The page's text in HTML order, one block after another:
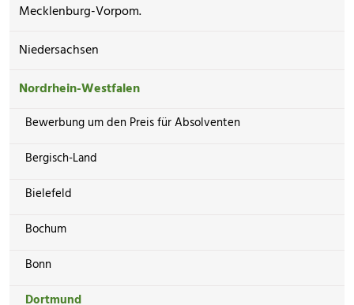
Mecklenburg-Vorpom.
Niedersachsen
Nordrhein-Westfalen
Bewerbung um den Preis für Absolventen
Bergisch-Land
Bielefeld
Bochum
Bonn
Dortmund